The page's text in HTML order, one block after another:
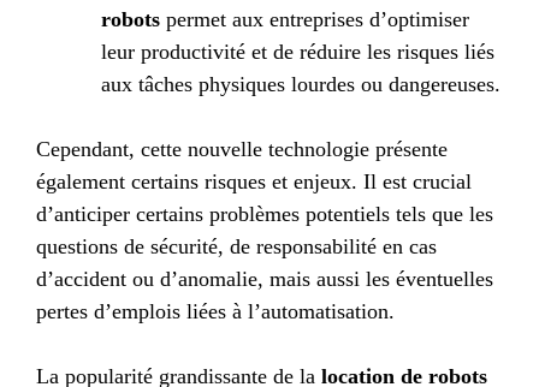
robots permet aux entreprises d’optimiser
leur productivité et de réduire les risques liés
aux tâches physiques lourdes ou dangereuses.
Cependant, cette nouvelle technologie présente
également certains risques et enjeux. Il est crucial
d’anticiper certains problèmes potentiels tels que les
questions de sécurité, de responsabilité en cas
d’accident ou d’anomalie, mais aussi les éventuelles
pertes d’emplois liées à l’automatisation.
La popularité grandissante de la location de robots